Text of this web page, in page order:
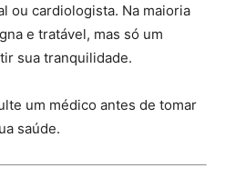
ou cardiologista. Na maioria
e tratável, mas só um
sua tranquilidade.
um médico antes de tomar
saúde.